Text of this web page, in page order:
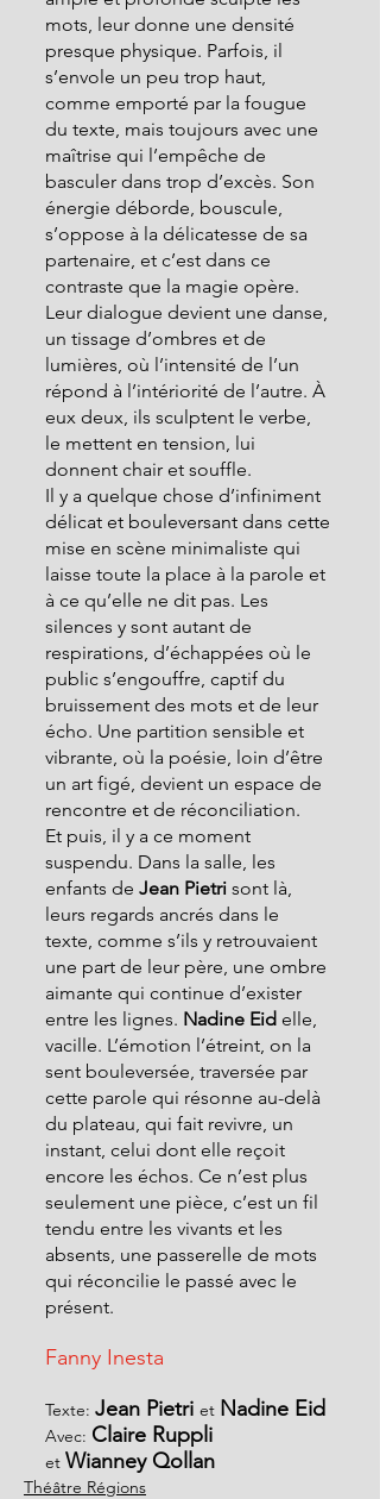
mots, leur donne une densité
presque physique. Parfois, il
s’envole un peu trop haut,
comme emporté par la fougue
du texte, mais toujours avec une
maîtrise qui l’empêche de
basculer dans trop d’excès. Son
énergie déborde, bouscule,
s’oppose à la délicatesse de sa
partenaire, et c’est dans ce
contraste que la magie opère.
Leur dialogue devient une danse,
un tissage d’ombres et de
lumières, où l’intensité de l’un
répond à l’intériorité de l’autre. À
eux deux, ils sculptent le verbe,
le mettent en tension, lui
donnent chair et souffle.
Il y a quelque chose d’infiniment
délicat et bouleversant dans cette
mise en scène minimaliste qui
laisse toute la place à la parole et
à ce qu’elle ne dit pas. Les
silences y sont autant de
respirations, d’échappées où le
public s’engouffre, captif du
bruissement des mots et de leur
écho. Une partition sensible et
vibrante, où la poésie, loin d’être
un art figé, devient un espace de
rencontre et de réconciliation.
Et puis, il y a ce moment
suspendu. Dans la salle, les
enfants de Jean Pietri sont là,
leurs regards ancrés dans le
texte, comme s’ils y retrouvaient
une part de leur père, une ombre
aimante qui continue d’exister
entre les lignes. Nadine Eid elle,
vacille. L’émotion l’étreint, on la
sent bouleversée, traversée par
cette parole qui résonne au-delà
du plateau, qui fait revivre, un
instant, celui dont elle reçoit
encore les échos. Ce n’est plus
seulement une pièce, c’est un fil
tendu entre les vivants et les
absents, une passerelle de mots
qui réconcilie le passé avec le
présent.
Fanny Inesta
Texte: Jean Pietri et Nadine Eid
Avec: Claire Ruppli
et Wianney Qollan
Théâtre Régions